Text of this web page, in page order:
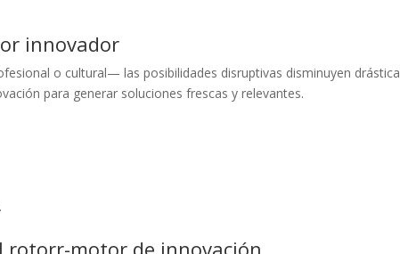
innovador
o cultural— las posibilidades disruptivas disminuyen
para generar soluciones frescas y relevantes.
rotorr-motor de innovación